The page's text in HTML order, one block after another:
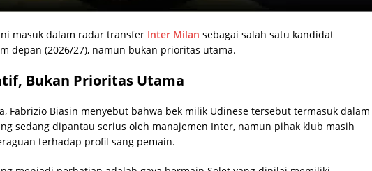
masuk dalam radar transfer Inter Milan sebagai salah satu kandidat
depan (2026/27), namun bukan prioritas utama.
Bukan Prioritas Utama
Fabrizio Biasin menyebut bahwa bek milik Udinese tersebut termasuk dalam
sedang dipantau serius oleh manajemen Inter, namun pihak klub masih
terhadap profil sang pemain.